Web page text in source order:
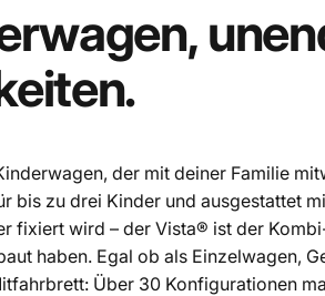
der mit deiner Familie
bis zu drei Kinder und ausgestattet
fixiert wird – der Vista® ist der
haben. Egal ob als Einzelwagen,
Über 30 Konfigurationen